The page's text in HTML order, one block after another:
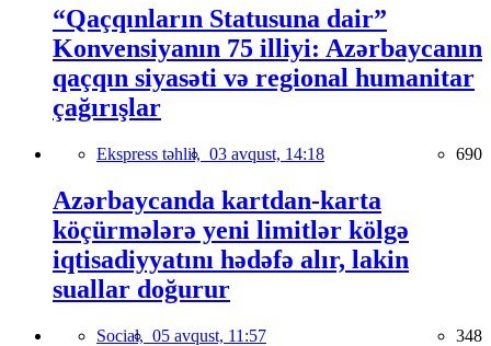
“Qaçqınların Statusuna dair”
Konvensiyanın 75 illiyi: Azərbaycanın
qaçqın siyasəti və regional humanitar
çağırışlar
Ekspress təhlil, 03 avqust, 14:18 690
Azərbaycanda kartdan-karta
köçürmələrə yeni limitlər kölgə
iqtisadiyyatını hədəfə alır, lakin
suallar doğurur
Social, 05 avqust, 11:57 348